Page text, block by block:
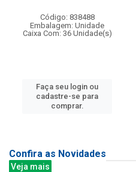
Código: 838488
Embalagem: Unidade
Caixa Com: 36 Unidade(s)
Faça seu login ou
cadastre-se para
comprar.
Confira as Novidades
Veja mais